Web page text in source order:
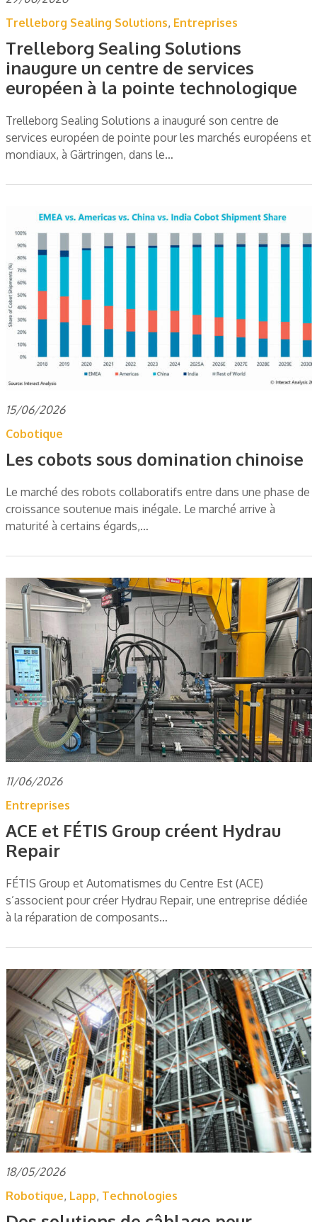
Trelleborg Sealing Solutions, Entreprises
Trelleborg Sealing Solutions
inaugure un centre de services
européen à la pointe technologique
Trelleborg Sealing Solutions a inauguré son centre de
services européen de pointe pour les marchés européens et
mondiaux, à Gärtringen, dans le…
15/06/2026
Cobotique
Les cobots sous domination chinoise
Le marché des robots collaboratifs entre dans une phase de
croissance soutenue mais inégale. Le marché arrive à
maturité à certains égards,…
11/06/2026
Entreprises
ACE et FÉTIS Group créent Hydrau
Repair
FÉTIS Group et Automatismes du Centre Est (ACE)
s’associent pour créer Hydrau Repair, une entreprise dédiée
à la réparation de composants…
18/05/2026
Robotique, Lapp, Technologies